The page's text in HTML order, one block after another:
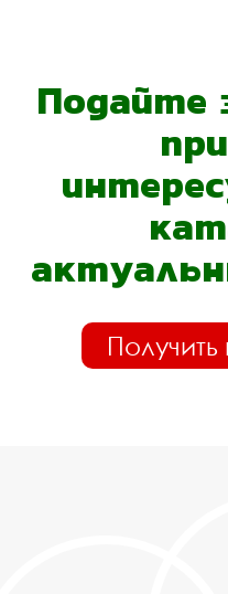
Подайте
Получить